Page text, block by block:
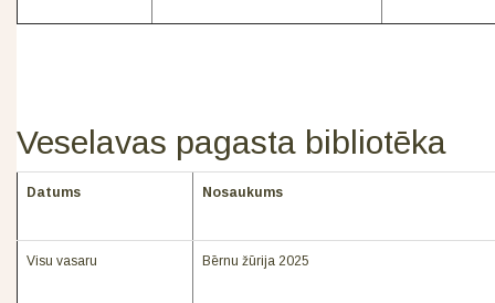
Veselavas pagasta bibliotēka
Datums Nosaukums
Visu vasaru Bērnu žūrija 2025